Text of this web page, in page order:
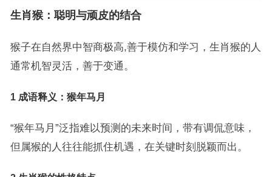
生肖猴：聪明与顽皮的结合
猴子在自然界中智商极高,善于模仿和学习，生肖猴的人
通常机智灵活，善于变通。
1 成语释义：猴年马月
“猴年马月”泛指难以预测的未来时间，带有调侃意味，
但属猴的人往往能抓住机遇，在关键时刻脱颖而出。